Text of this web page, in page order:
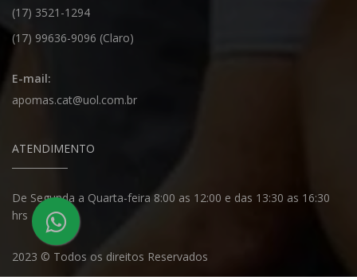
(17) 3521-1294
(17) 99636-9096 (Claro)
E-mail:
apomas.cat@uol.com.br
ATENDIMENTO
De Segunda a Quarta-feira 8:00 as 12:00 e das 13:30 as 16:30
hrs
2023 © Todos os direitos Reservados